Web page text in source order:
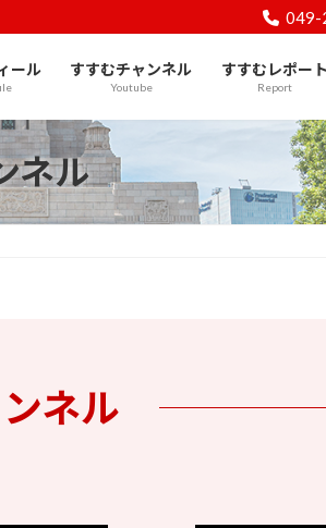
049-
ール すすむチャンネル
Youtube
すすむレポート
Report
ネル
ネル